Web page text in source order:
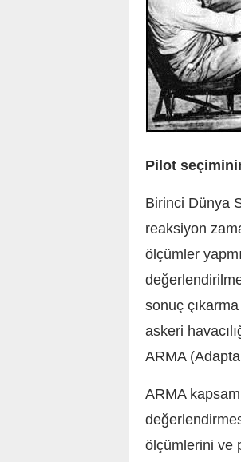
Pilot
Birinci Dünya
reaksiyon
ölçümler
sonuç
askeri
ARMA
ARMA
ölçümlerini ve